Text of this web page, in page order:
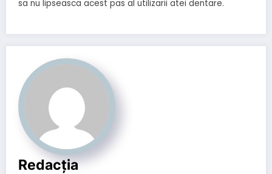
sa nu lipseasca acest pas al utilizarii atei dentare.
Redacția